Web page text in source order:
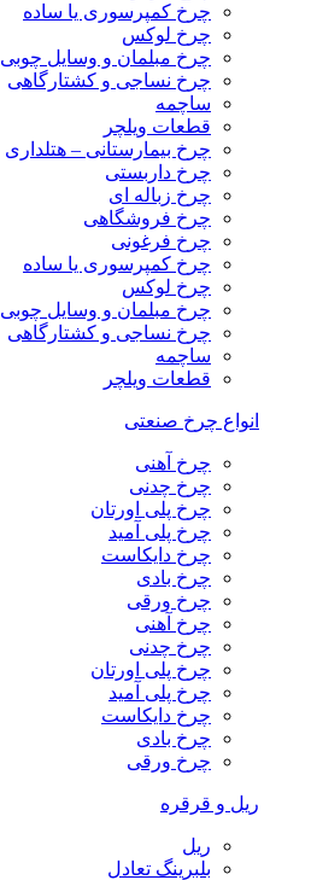
چرخ کمپرسوری یا ساده
چرخ لوکس
چرخ مبلمان و وسایل چوبی
چرخ نساجی و کشتارگاهی
ساچمه
قطعات ویلچر
چرخ بیمارستانی – هتلداری
چرخ داربستی
چرخ زباله ای
چرخ فروشگاهی
چرخ فرغونی
چرخ کمپرسوری یا ساده
چرخ لوکس
چرخ مبلمان و وسایل چوبی
چرخ نساجی و کشتارگاهی
ساچمه
قطعات ویلچر
انواع چرخ صنعتی
چرخ آهنی
چرخ چدنی
چرخ پلی اورتان
چرخ پلی آمید
چرخ دایکاست
چرخ بادی
چرخ ورقی
چرخ آهنی
چرخ چدنی
چرخ پلی اورتان
چرخ پلی آمید
چرخ دایکاست
چرخ بادی
چرخ ورقی
ریل و قرقره
ریل
بلبرینگ تعادل